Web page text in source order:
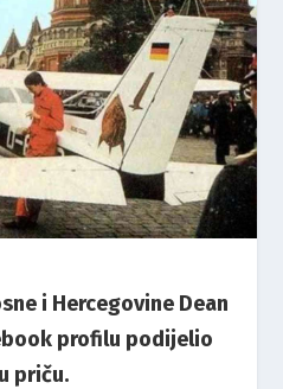
i Hercegovine Dean
profilu podijelio
priču.